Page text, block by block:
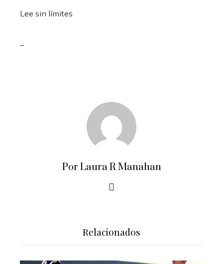
Lee sin límites
Por Laura R Manahan
Relacionados